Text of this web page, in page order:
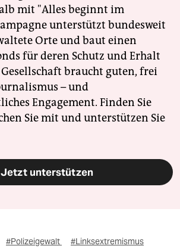
mit "Alles beginnt im
unterstützt bundesweit
Orte und baut einen
für deren Schutz und Erhalt
braucht guten, frei
– und
Engagement. Finden Sie
Sie mit und unterstützen Sie
Jetzt unterstützen
#Polizeigewalt
#Linksextremismus